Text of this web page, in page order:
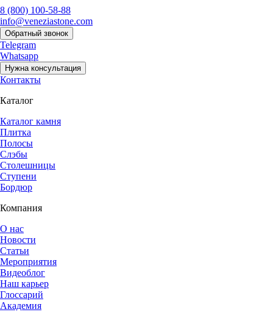
8 (800) 100-58-88
info@veneziastone.com
Обратный звонок
Telegram
Whatsapp
Нужна консультация
Контакты
Каталог
Каталог камня
Плитка
Полосы
Слэбы
Столешницы
Ступени
Бордюр
Компания
О нас
Новости
Статьи
Мероприятия
Видеоблог
Наш карьер
Глоссарий
Академия